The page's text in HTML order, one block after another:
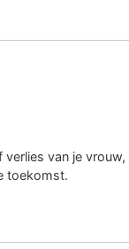
van je vrouw,
toekomst.